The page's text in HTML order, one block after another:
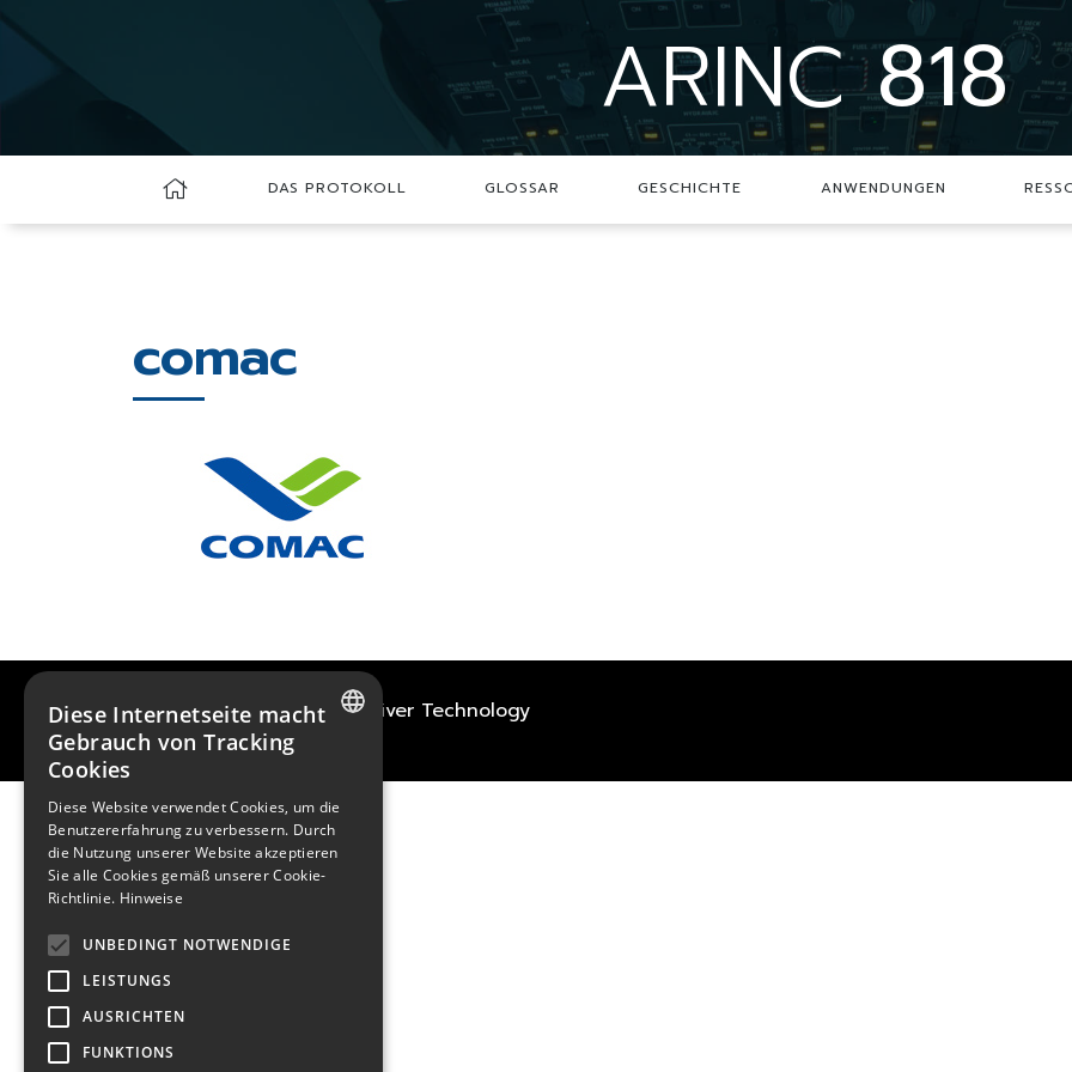
ARINC818
DAS PROTOKOLL GLOSSAR GESCHICHTE ANWENDUNGEN
comac
2021TECHWAY&Great River Technology
ENGLISH
GERMAN
Diese Internetseite macht
Gebrauch von Tracking
Cookies
Diese Website verwendet Cookies, um die
Benutzererfahrung zu verbessern. Durch
die Nutzung unserer Website akzeptieren
Sie alle Cookies gemäß unserer Cookie-
Richtlinie. Hinweise
UNBEDINGT NOTWENDIGE
LEISTUNGS
AUSRICHTEN
FUNKTIONS